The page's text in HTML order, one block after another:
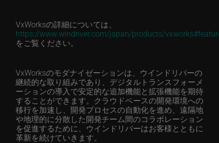
VxWorksの詳細については、
https://www.windriver.com/japan/products/
をご覧ください。
VxWorksのモダナイゼーションは、ウインドリバーの
継続的な取り組みであり、デジタルトランスフォーメ
ーションの導入で安定的な追加機能と拡張機能を期待
することができます。クラウドベースの開発環境への
移行を加速し、開発プロセスの自動化を進め、遠隔地
や地理的に分散した開発チーム間のコラボレーション
を促進するために、ウインドリバーはお客様とともに
革新を続けていきます。